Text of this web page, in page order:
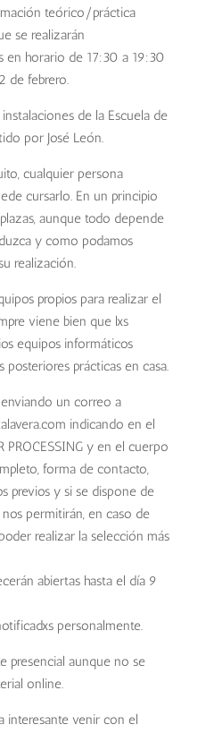
teórico/práctica
se realizarán
en horario de 17:30 a 19:30
de febrero.
de la Escuela de
por José León.
cualquier persona
cursarlo. En un principio
aunque todo depende
y como podamos
realización.
propios para realizar el
viene bien que lxs
equipos informáticos
posteriores prácticas en casa.
un correo a
alavera.com indicando en el
y en el cuerpo
forma de contacto,
previos y si se dispone de
permitirán, en caso de
realizar la selección más
abiertas hasta el día 9
personalmente.
presencial aunque no se
online.
interesante venir con el